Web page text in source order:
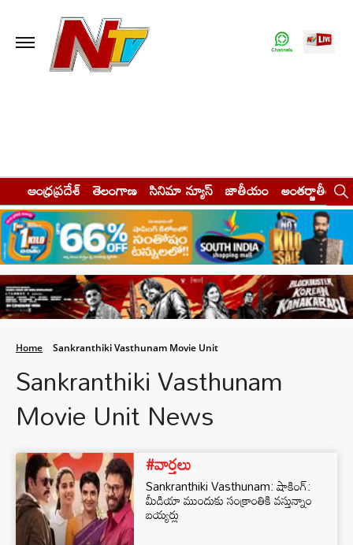
ఆంధ్రప్రదేశ్ తెలంగాణ సినిమా న్యూస్ జాతీయం అంతర్జాతీయం
Home Sankranthiki Vasthunam Movie Unit
Sankranthiki Vasthunam
Movie Unit News
#వార్తలు
Sankranthiki Vasthunam: షాకింగ్:
మీడియా ముందుకు సంక్రాంతికి వస్తున్నాం
బయ్యర్లు